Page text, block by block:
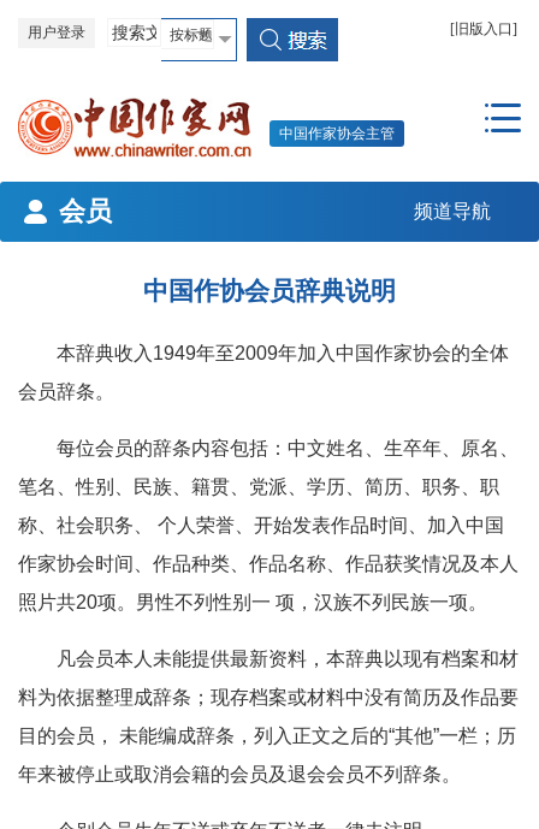
[旧版入口]
用户登录
中国作家协会主管
会员 频道导航
中国作协会员辞典说明
本辞典收入1949年至2009年加入中国作家协会的全体
会员辞条。
每位会员的辞条内容包括：中文姓名、生卒年、原名、
笔名、性别、民族、籍贯、党派、学历、简历、职务、职
称、社会职务、 个人荣誉、开始发表作品时间、加入中国
作家协会时间、作品种类、作品名称、作品获奖情况及本人
照片共20项。男性不列性别一 项，汉族不列民族一项。
凡会员本人未能提供最新资料，本辞典以现有档案和材
料为依据整理成辞条；现存档案或材料中没有简历及作品要
目的会员， 未能编成辞条，列入正文之后的“其他”一栏；历
年来被停止或取消会籍的会员及退会会员不列辞条。